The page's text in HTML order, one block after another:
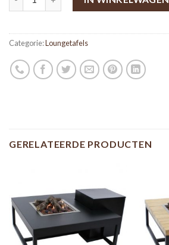
Categorie:Loungetafels
GERELATEERDE PRODUCTEN